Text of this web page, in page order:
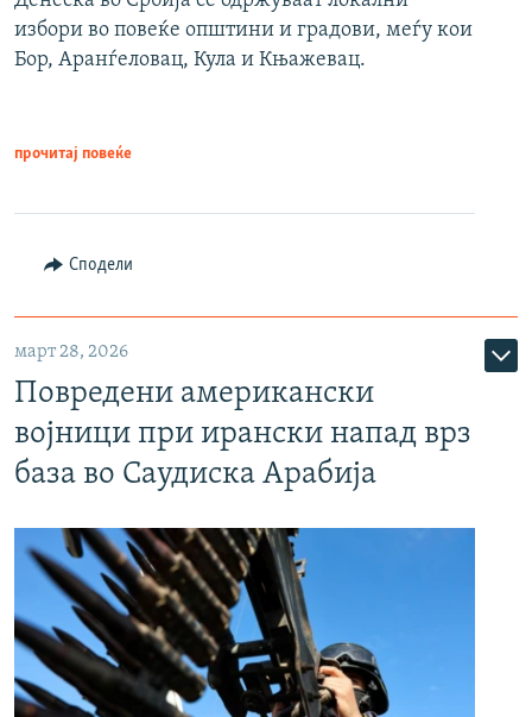
избори во повеќе општини и градови, меѓу кои
Бор, Аранѓеловац, Кула и Књажевац.
прочитај повеќе
Сподели
март 28, 2026
Повредени американски
војници при ирански напад врз
база во Саудиска Арабија